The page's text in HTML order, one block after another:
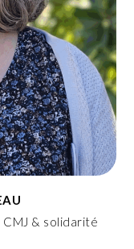
CMJ & solidarité